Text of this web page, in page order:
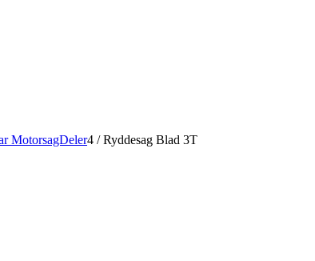
MotorsagDeler4 / Ryddesag Blad 3T